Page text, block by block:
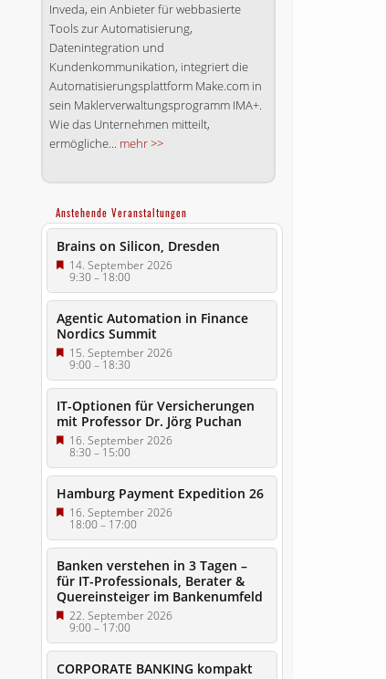
Inveda, ein Anbieter für webbasierte
Tools zur Automatisierung,
Datenintegration und
Kundenkommunikation, integriert die
Automatisierungsplattform Make.com in
sein Maklerverwaltungsprogramm IMA+.
Wie das Unternehmen mitteilt,
ermögliche... mehr >>
Anstehende Veranstaltungen
Brains on Silicon, Dresden
14. September 2026
9:30–18:00
Agentic Automation in Finance
Nordics Summit
15. September 2026
9:00–18:30
IT-Optionen für Versicherungen
mit Professor Dr. Jörg Puchan
16. September 2026
8:30–15:00
Hamburg Payment Expedition 26
16. September 2026
18:00– 17:00
Banken verstehen in 3 Tagen –
für IT-Professionals, Berater &
Quereinsteiger im Bankenumfeld
22. September 2026
9:00–17:00
CORPORATE BANKING kompakt